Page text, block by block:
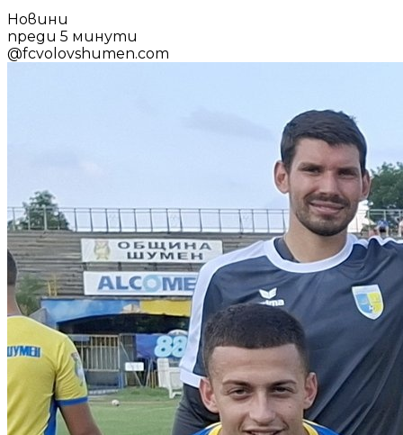
Новини
преди 5 минути
@fcvolovshumen.com